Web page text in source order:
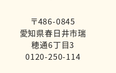
〒486-0845
愛知県春日井市瑞
穂通6丁目3
0120-250-114